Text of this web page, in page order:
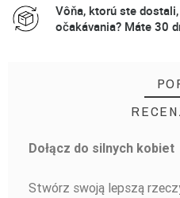
Vôňa, ktorú ste
očakávania? Máte 30
Dołącz do silnych kobiet
Stwórz swoją lepszą
BUĎTE PRVÝ, KTO NAPÍŠE